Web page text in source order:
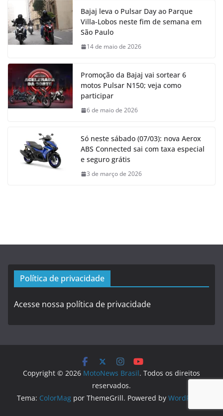
Bajaj leva o Pulsar Day ao Parque
Villa-Lobos neste fim de semana em
São Paulo
14 de maio de 2026
Promoção da Bajaj vai sortear 6
motos Pulsar N150; veja como
participar
6 de maio de 2026
Só neste sábado (07/03): nova Aerox
ABS Connected sai com taxa especial
e seguro grátis
3 de março de 2026
Política de privacidade
Acesse nossa política de privacidade
Copyright © 2026 MotoNews Brasil. Todos os direitos
reservados.
Tema: ColorMag por ThemeGrill. Powered by WordPress